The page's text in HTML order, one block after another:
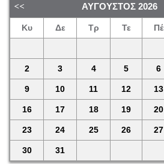
ΑΎΓΟΥΣΤΟΣ 2026
Κυ Δε Τρ Τε Πέ
2 3 4 5 6
9 10 11 12 13
16 17 18 19 20
23 24 25 26 27
30 31